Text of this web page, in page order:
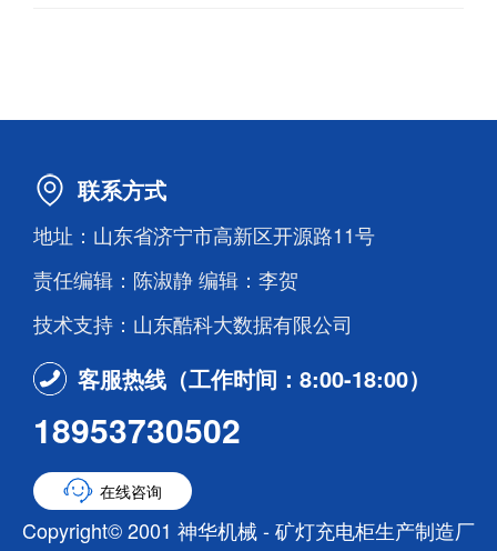
联系方式
地址：山东省济宁市高新区开源路11号
责任编辑：陈淑静 编辑：李贺
技术支持：山东酷科大数据有限公司
客服热线（工作时间：8:00-18:00）
18953730502
在线咨询
Copyright© 2001 神华机械 - 矿灯充电柜生产制造厂